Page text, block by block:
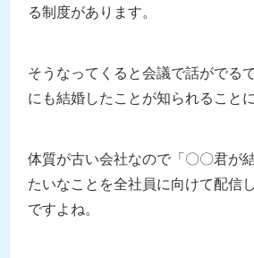
る制度があります。
そうなってくると会議で話がでる
にも結婚したことが知られること
体質が古い会社なので「〇〇君が
たいなことを全社員に向けて配信
ですよね。